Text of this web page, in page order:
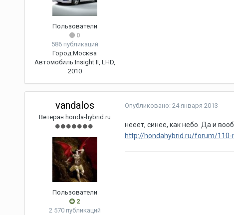
Пользователи
0
586 публикаций
Город:Москва
Автомобиль:Insight II, LHD,
2010
vandalos
Ветеран honda-hybrid.ru
Пользователи
2
2 570 публикаций
Опубликовано: 24 января 2013
нееет, синее, как небо. Да и
http://hondahybrid.ru/forum/110-